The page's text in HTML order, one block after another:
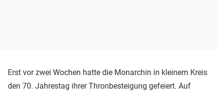
Erst vor zwei Wochen hatte die Monarchin in kleinem Kreis
den 70. Jahrestag ihrer Thronbesteigung gefeiert. Auf